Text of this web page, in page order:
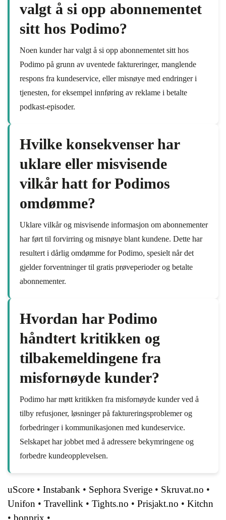
valgt å si opp abonnementet
sitt hos Podimo?
Noen kunder har valgt å si opp abonnementet sitt hos
Podimo på grunn av uventede faktureringer, manglende
respons fra kundeservice, eller misnøye med endringer i
tjenesten, for eksempel innføring av reklame i betalte
podkast-episoder.
Hvilke konsekvenser har
uklare eller misvisende
vilkår hatt for Podimos
omdømme?
Uklare vilkår og misvisende informasjon om abonnementer
har ført til forvirring og misnøye blant kundene. Dette har
resultert i dårlig omdømme for Podimo, spesielt når det
gjelder forventninger til gratis prøveperioder og betalte
abonnementer.
Hvordan har Podimo
håndtert kritikken og
tilbakemeldingene fra
misfornøyde kunder?
Podimo har møtt kritikken fra misfornøyde kunder ved å
tilby refusjoner, løsninger på faktureringsproblemer og
forbedringer i kommunikasjonen med kundeservice.
Selskapet har jobbet med å adressere bekymringene og
forbedre kundeopplevelsen.
uScore • Instabank • Sephora Sverige • Skruvat.no •
Unifon • Travellink • Tights.no • Prisjakt.no • Kitchn
• bonprix •